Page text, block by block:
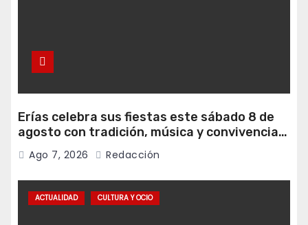
Erías celebra sus fiestas este sábado 8 de
agosto con tradición, música y convivencia
vecinal
Ago 7, 2026 Redacción
ACTUALIDAD CULTURA Y OCIO